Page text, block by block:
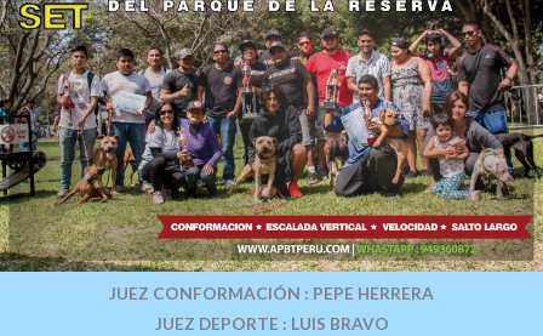
JUEZ CONFORMACIÓN : PEPE HERRERA
JUEZ DEPORTE : LUIS BRAVO